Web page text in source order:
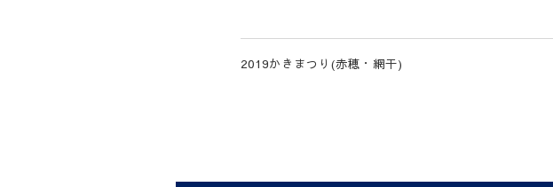
2019かきまつり(赤穂・網干)